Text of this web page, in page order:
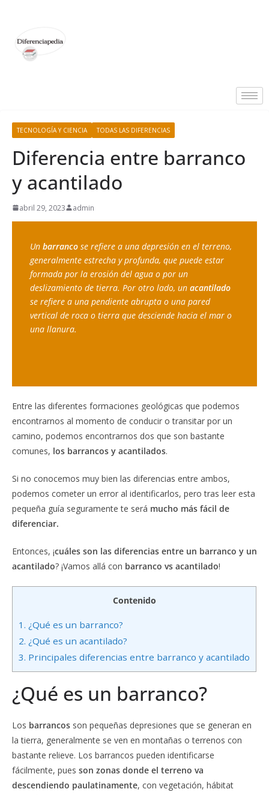
TECNOLOGÍA Y CIENCIA TODAS LAS DIFERENCIAS
Diferencia entre barranco
y acantilado
abril 29, 2023 admin
Un barranco se refiere a una depresión en el terreno,
generalmente estrecha y profunda, que puede estar
formada por la erosión del agua o por un
deslizamiento de tierra. Por otro lado, un
se refiere a una pendiente abrupta o una pared
vertical de roca o tierra que desciende hacia el mar o
una llanura.
Entre las diferentes formaciones geológicas que podemos
encontrarnos al momento de conducir o transitar por un
camino, podemos encontrarnos dos que son bastante
comunes, los barrancos y acantilados.
Si no conocemos muy bien las diferencias entre ambos,
podemos cometer un error al identificarlos, pero tras leer esta
pequeña guía seguramente te será mucho más fácil de
diferenciar.
Entonces, ¡cuáles son las diferencias entre un barranco y un
acantilado? ¡Vamos allá con barranco vs acantilado!
Contenido
1. ¿Qué es un barranco?
2. ¿Qué es un acantilado?
3. Principales diferencias entre barranco y acantilado
¿Qué es un barranco?
Los barrancos son pequeñas depresiones que se generan en
la tierra, generalmente se ven en montañas o terrenos con
bastante relieve. Los barrancos pueden identificarse
fácilmente, pues son zonas donde el terreno va
descendiendo paulatinamente, con vegetación, hábitat